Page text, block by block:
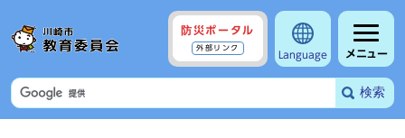
防災ポータル
外部リンク
Language メニュー
検索